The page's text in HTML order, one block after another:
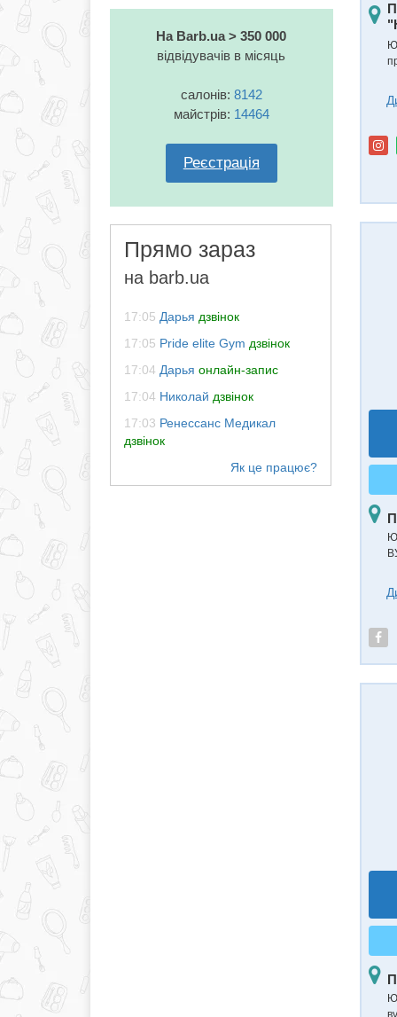
На Barb.ua > 350 000
відвідувачів в місяць
салонів: 8142
майстрів: 14464
Реєстрація
Прямо зараз
на barb.ua
17:05 Дарья дзвінок
17:05 Pride elite Gym дзвінок
17:04 Дарья онлайн-запис
17:04 Николай дзвінок
17:03 Ренессанс Медикал
дзвінок